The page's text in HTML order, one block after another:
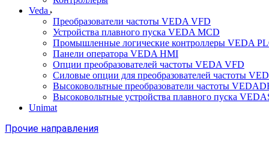
Veda
Преобразователи частоты VEDA VFD
Устройства плавного пуска VEDA MCD
Промышленные логические контроллеры VEDA
Панели оператора VEDA HMI
Опции преобразователей частоты VEDA VFD
Силовые опции для преобразователей частоты
Высоковольтные преобразователи частоты
Высоковольтные устройства плавного пуска
Unimat
Прочие направления